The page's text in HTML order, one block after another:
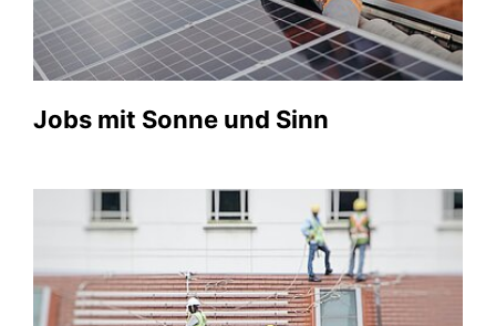
Jobs mit Sonne und Sinn